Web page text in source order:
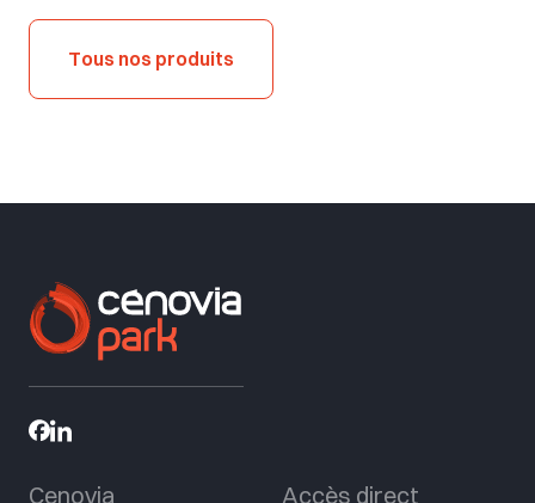
Tous nos produits
Cenovia Accès direct